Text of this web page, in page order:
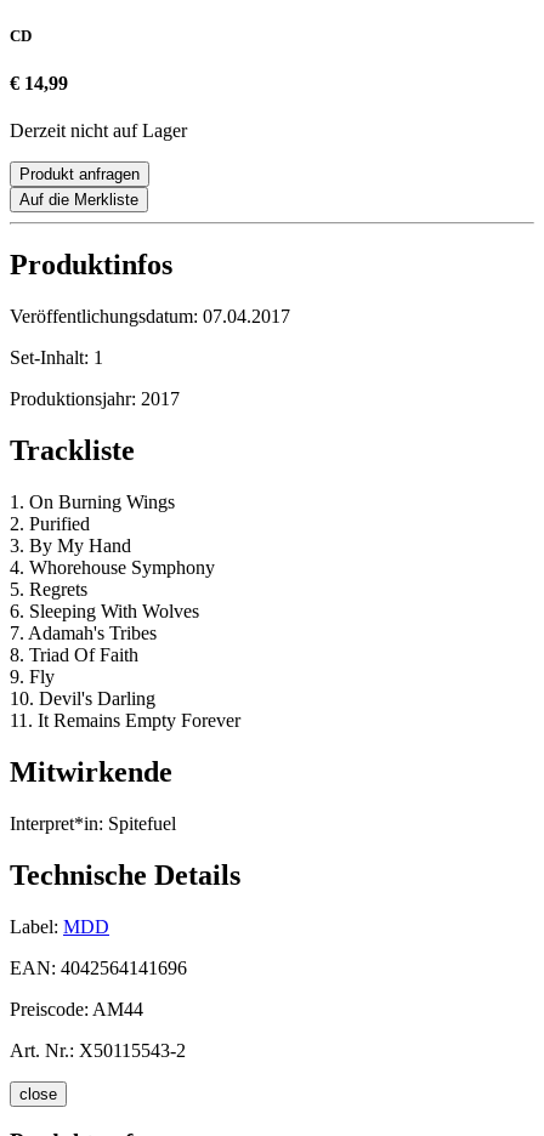
CD
€ 14,99
Derzeit nicht auf Lager
Produkt anfragen
Auf die Merkliste
Produktinfos
Veröffentlichungsdatum: 07.04.2017
Set-Inhalt: 1
Produktionsjahr: 2017
Trackliste
1. On Burning Wings
2. Purified
3. By My Hand
4. Whorehouse Symphony
5. Regrets
6. Sleeping With Wolves
7. Adamah's Tribes
8. Triad Of Faith
9. Fly
10. Devil's Darling
11. It Remains Empty Forever
Mitwirkende
Interpret*in: Spitefuel
Technische Details
Label: MDD
EAN: 4042564141696
Preiscode: AM44
Art. Nr.: X50115543-2
close